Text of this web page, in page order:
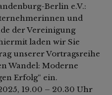
Berlin e.V.:
und
der Vereinigung
laden wir Sie
unserer Vortragsreihe
Wandel: Moderne
Erfolg“ ein.
19.00 – 20.30 Uhr